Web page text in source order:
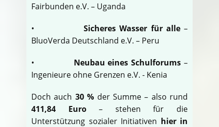
Fairbunden e.V. – Uganda
•Sicheres Wasser für alle–
BluoVerda Deutschland e.V. – Peru
• Neubau eines Schulforums –
Ingenieure ohne Grenzen e.V. - Kenia
Doch auch 30 % der Summe – also rund
411,84 Euro– stehen für die
Unterstützung sozialer Initiativen hier in